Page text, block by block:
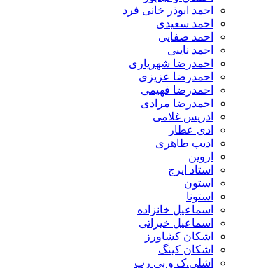
احمد ابوذر خانی فرد
احمد سعیدی
احمد صفایی
احمد نایبی
احمدرضا شهریاری
احمدرضا عزیزی
احمدرضا فهیمی
احمدرضا مرادی
ادریس غلامی
ادی عطار
ادیب طاهری
اروین
استاد ایرج
استون
استونا
اسماعیل خانزاده
اسماعیل خیراتی
اشکان کشاورز
اشکان کینگ
اشلی.ک و بی رپ